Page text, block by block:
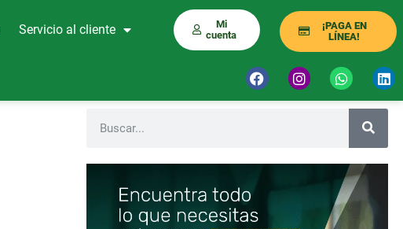
Servicio al cliente
Mi
cuenta
¡PAGA EN
LÍNEA!